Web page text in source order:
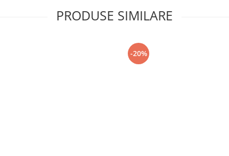
PRODUSE SIMILARE
-20%